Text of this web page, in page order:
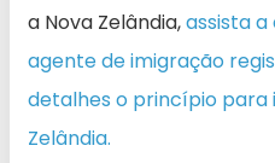
a Nova Zelândia,assista
agente de imigração
detalhes o princípio para
Zelândia.